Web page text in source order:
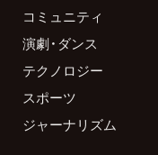
コミュニティ
演劇・ダンス
テクノロジー
スポーツ
ジャーナリズム